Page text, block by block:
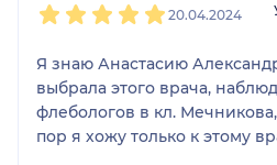
20.04.2024
Я знаю Анастасию
выбрала этого врача,
флебологов в кл.
пор я хожу только к этому